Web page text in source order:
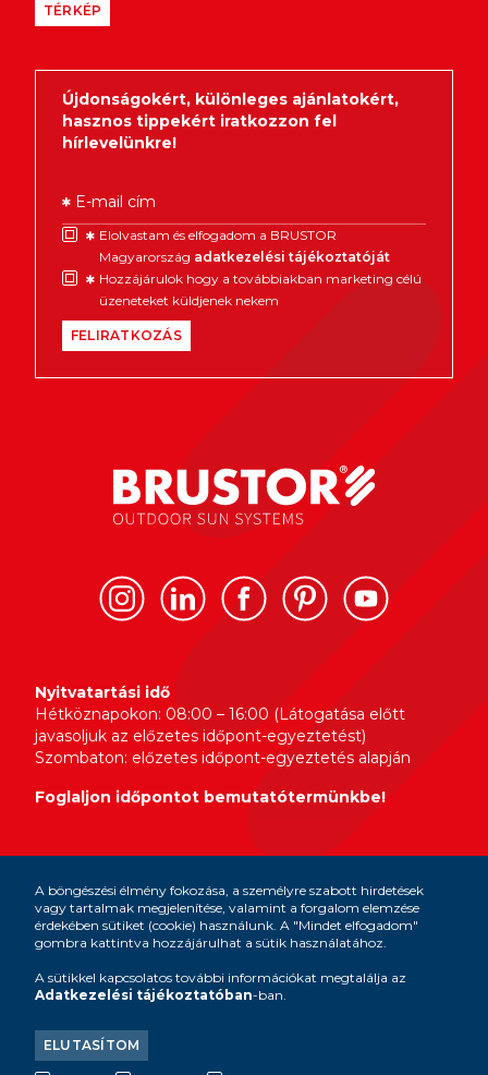
TÉRKÉP
Újdonságokért, különleges ajánlatokért,
hasznos tippekért iratkozzon fel
hírlevelünkre!
E-mail cím
Elolvastam és elfogadom a BRUSTOR
Magyarország adatkezelési tájékoztatóját
Hozzájárulok hogy a továbbiakban marketing célú
üzeneteket küldjenek nekem
FELIRATKOZÁS
Nyitvatartási idő
Hétköznapokon: 08:00 – 16:00 (Látogatása előtt
javasoljuk az előzetes időpont-egyeztetést)
Szombaton: előzetes időpont-egyeztetés alapján
Foglaljon időpontot bemutatótermünkbe!
design &
development by
A Brustor a SOLLIS Outdoor Living csoport tagja:
A böngészési élmény fokozása, a személyre szabott hirdetések
vagy tartalmak megjelenítése, valamint a forgalom elemzése
érdekében sütiket (cookie) használunk. A "Mindet elfogadom"
gombra kattintva hozzájárulhat a sütik használatához.
A sütikkel kapcsolatos további információkat megtalálja az
Adatkezelési tájékoztatóban-ban.
ELUTASÍTOM